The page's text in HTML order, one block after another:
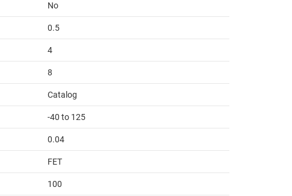
No
0.5
4
8
Catalog
-40 to 125
0.04
FET
100